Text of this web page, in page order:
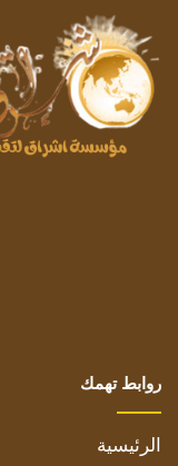
روابط تهمك
الرئيسية